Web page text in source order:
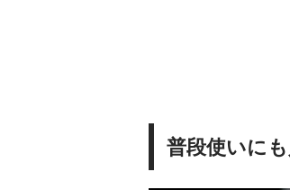
普段使いに